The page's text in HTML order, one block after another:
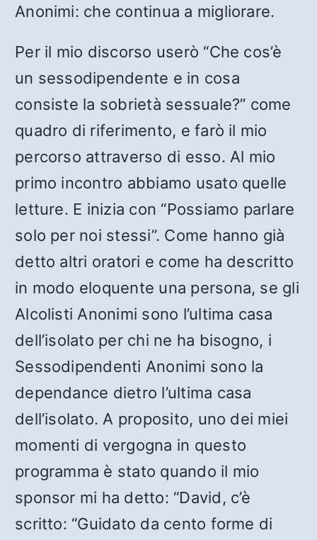
Anonimi: che continua a migliorare.
Per il mio discorso userò “Che cos’è
un sessodipendente e in cosa
consiste la sobrietà sessuale?” come
quadro di riferimento, e farò il mio
percorso attraverso di esso. Al mio
primo incontro abbiamo usato quelle
letture. E inizia con “Possiamo parlare
solo per noi stessi”. Come hanno già
detto altri oratori e come ha descritto
in modo eloquente una persona, se gli
Alcolisti Anonimi sono l’ultima casa
dell’isolato per chi ne ha bisogno, i
Sessodipendenti Anonimi sono la
dependance dietro l’ultima casa
dell’isolato. A proposito, uno dei miei
momenti di vergogna in questo
programma è stato quando il mio
sponsor mi ha detto: “David, c’è
scritto: “Guidato da cento forme di